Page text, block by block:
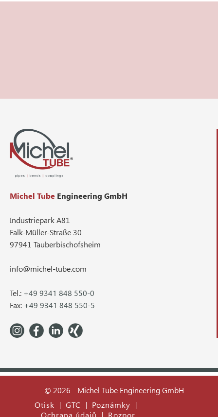
Michel Tube Engineering GmbH
Industriepark A81
Falk-Müller-Straße 30
97941 Tauberbischofsheim
info@michel-tube.com
Tel.: +49 9341 848 550-0
Fax: +49 9341 848 550-5
© 2026 - Michel Tube Engineering GmbH
Otisk
| GTC | Poznámky |
Ochrana údajů | Rozpor